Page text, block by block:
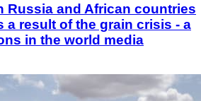
Russia and African countries
a result of the grain crisis - a
in the world media